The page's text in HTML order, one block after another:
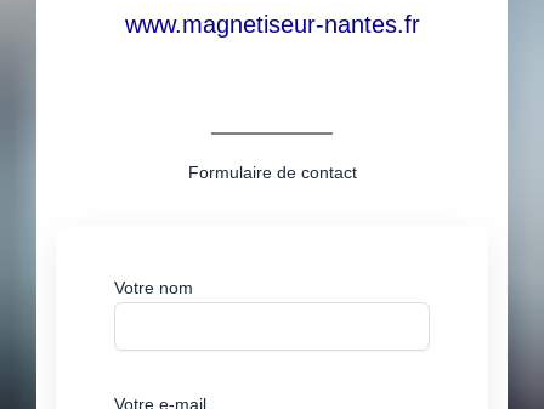
www.magnetiseur-nantes.fr
Formulaire de contact
Votre nom
Votre e-mail